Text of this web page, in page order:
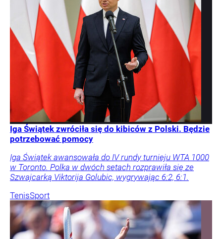
Iga Świątek zwróciła się do kibiców z Polski. Będzie
potrzebować pomocy
Iga Świątek awansowała do IV rundy turnieju WTA 1000
w Toronto. Polka w dwóch setach rozprawiła się ze
Szwajcarką Viktorija Golubic, wygrywając 6:2, 6:1.
TenisSport